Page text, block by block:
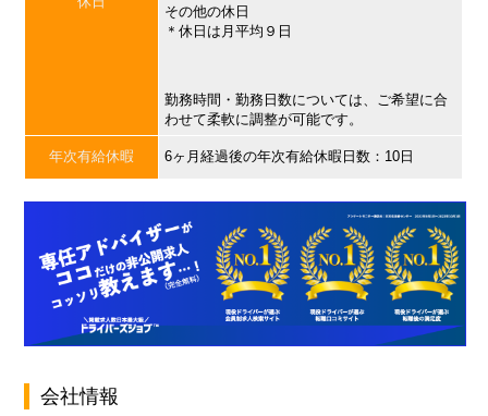
その他の休日
＊休日は月平均９日
勤務時間・勤務日数については、ご希望に合
わせて柔軟に調整が可能です。
年次有給休暇 6ヶ月経過後の年次有給休暇日数：10日
会社情報